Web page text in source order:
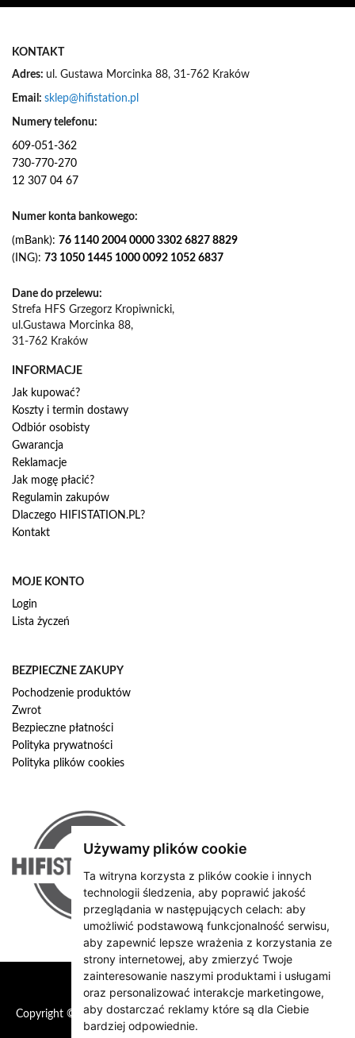
Używamy plików cookie
Ta witryna korzysta z plików cookie i innych
technologii śledzenia, aby poprawić jakość
przeglądania w następujących celach: aby
umożliwić podstawową funkcjonalność serwisu,
aby zapewnić lepsze wrażenia z korzystania ze
strony internetowej, aby zmierzyć Twoje
zainteresowanie naszymi produktami i usługami
oraz personalizować interakcje marketingowe,
aby dostarczać reklamy które są dla Ciebie
bardziej odpowiednie.
e
e
KONTAKT
Adres: ul. Gustawa Morcinka 88, 31-762 Kraków
Email: sklep@hifistation.pl
Numery telefonu:
609-051-362
730-770-270
12 307 04 67
Numer konta bankowego:
(mBank): 76 1140 2004 0000 3302 6827 8829
(ING): 73 1050 1445 1000 0092 1052 6837
Dane do przelewu:
Strefa HFS Grzegorz Kropiwnicki,
ul.Gustawa Morcinka 88,
31-762 Kraków
INFORMACJE
Jak kupować?
Koszty i termin dostawy
Odbiór osobisty
Gwarancja
Reklamacje
Jak mogę płacić?
Regulamin zakupów
Dlaczego HIFISTATION.PL?
Kontakt
MOJE KONTO
Login
Lista życzeń
BEZPIECZNE ZAKUPY
Pochodzenie produktów
Zwrot
Bezpieczne płatności
Polityka prywatności
Polityka plików cookies
Copyright © 2026 HiFiStation